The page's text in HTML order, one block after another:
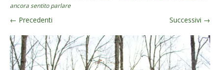
FAQ
Chi Siamo
Partner
Contatti
curiosità
vivere e viaggiare verde
news ed eventi
ecohotel
rassegna stampa
ancora sentito parlare
← Precedenti Successivi →